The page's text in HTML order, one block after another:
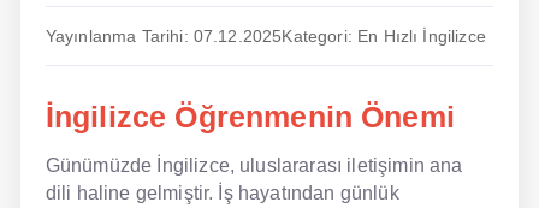
En Ucuz İngilizce
Hızlı İngilizce
Yayınlanma Tarihi: 07.12.2025Kategori: En Hızlı İngilizce
İngilizce Öğrenmenin Önemi
Günümüzde İngilizce, uluslararası iletişimin ana
dili haline gelmiştir. İş hayatından günlük